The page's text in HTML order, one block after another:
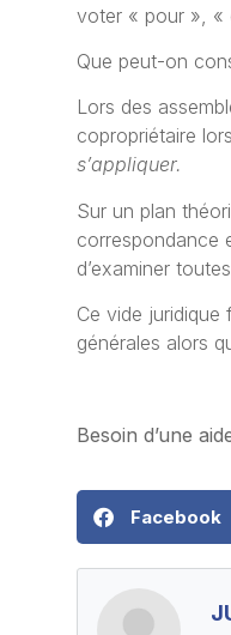
voter « pour », «
Que peut-on
Lors des
copropriétaire
s’appliquer.
Sur un plan
correspondance
d’examiner
Ce vide juridique
générales alors
Besoin d’une
Facebook